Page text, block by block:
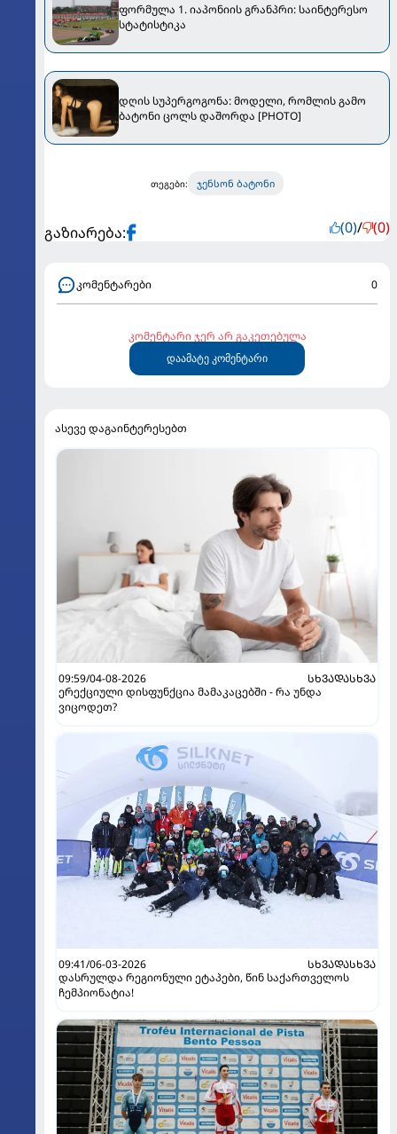
ფორმულა 1. იაპონიის გრანპრი: საინტერესო
სტატისტიკა
დღის სუპერგოგონა: მოდელი, რომლის გამო
ბატონი ცოლს დაშორდა [PHOTO]
თეგები: ჯენსონ ბატონი
გაზიარება: (0)/ (0)
კომენტარები 0
კომენტარი ჯერ არ გაკეთებულა
დაამატე კომენტარი
ასევე დაგაინტერესებთ
09:59/04-08-2026
ᲡᲮᲕᲐᲓᲐᲡᲮᲕᲐ
ერექციული დისფუნქცია მამაკაცებში - რა უნდა
ვიცოდეთ?
09:41/06-03-2026
ᲡᲮᲕᲐᲓᲐᲡᲮᲕᲐ
დასრულდა რეგიონული ეტაპები, წინ საქართველოს
ჩემპიონატია!